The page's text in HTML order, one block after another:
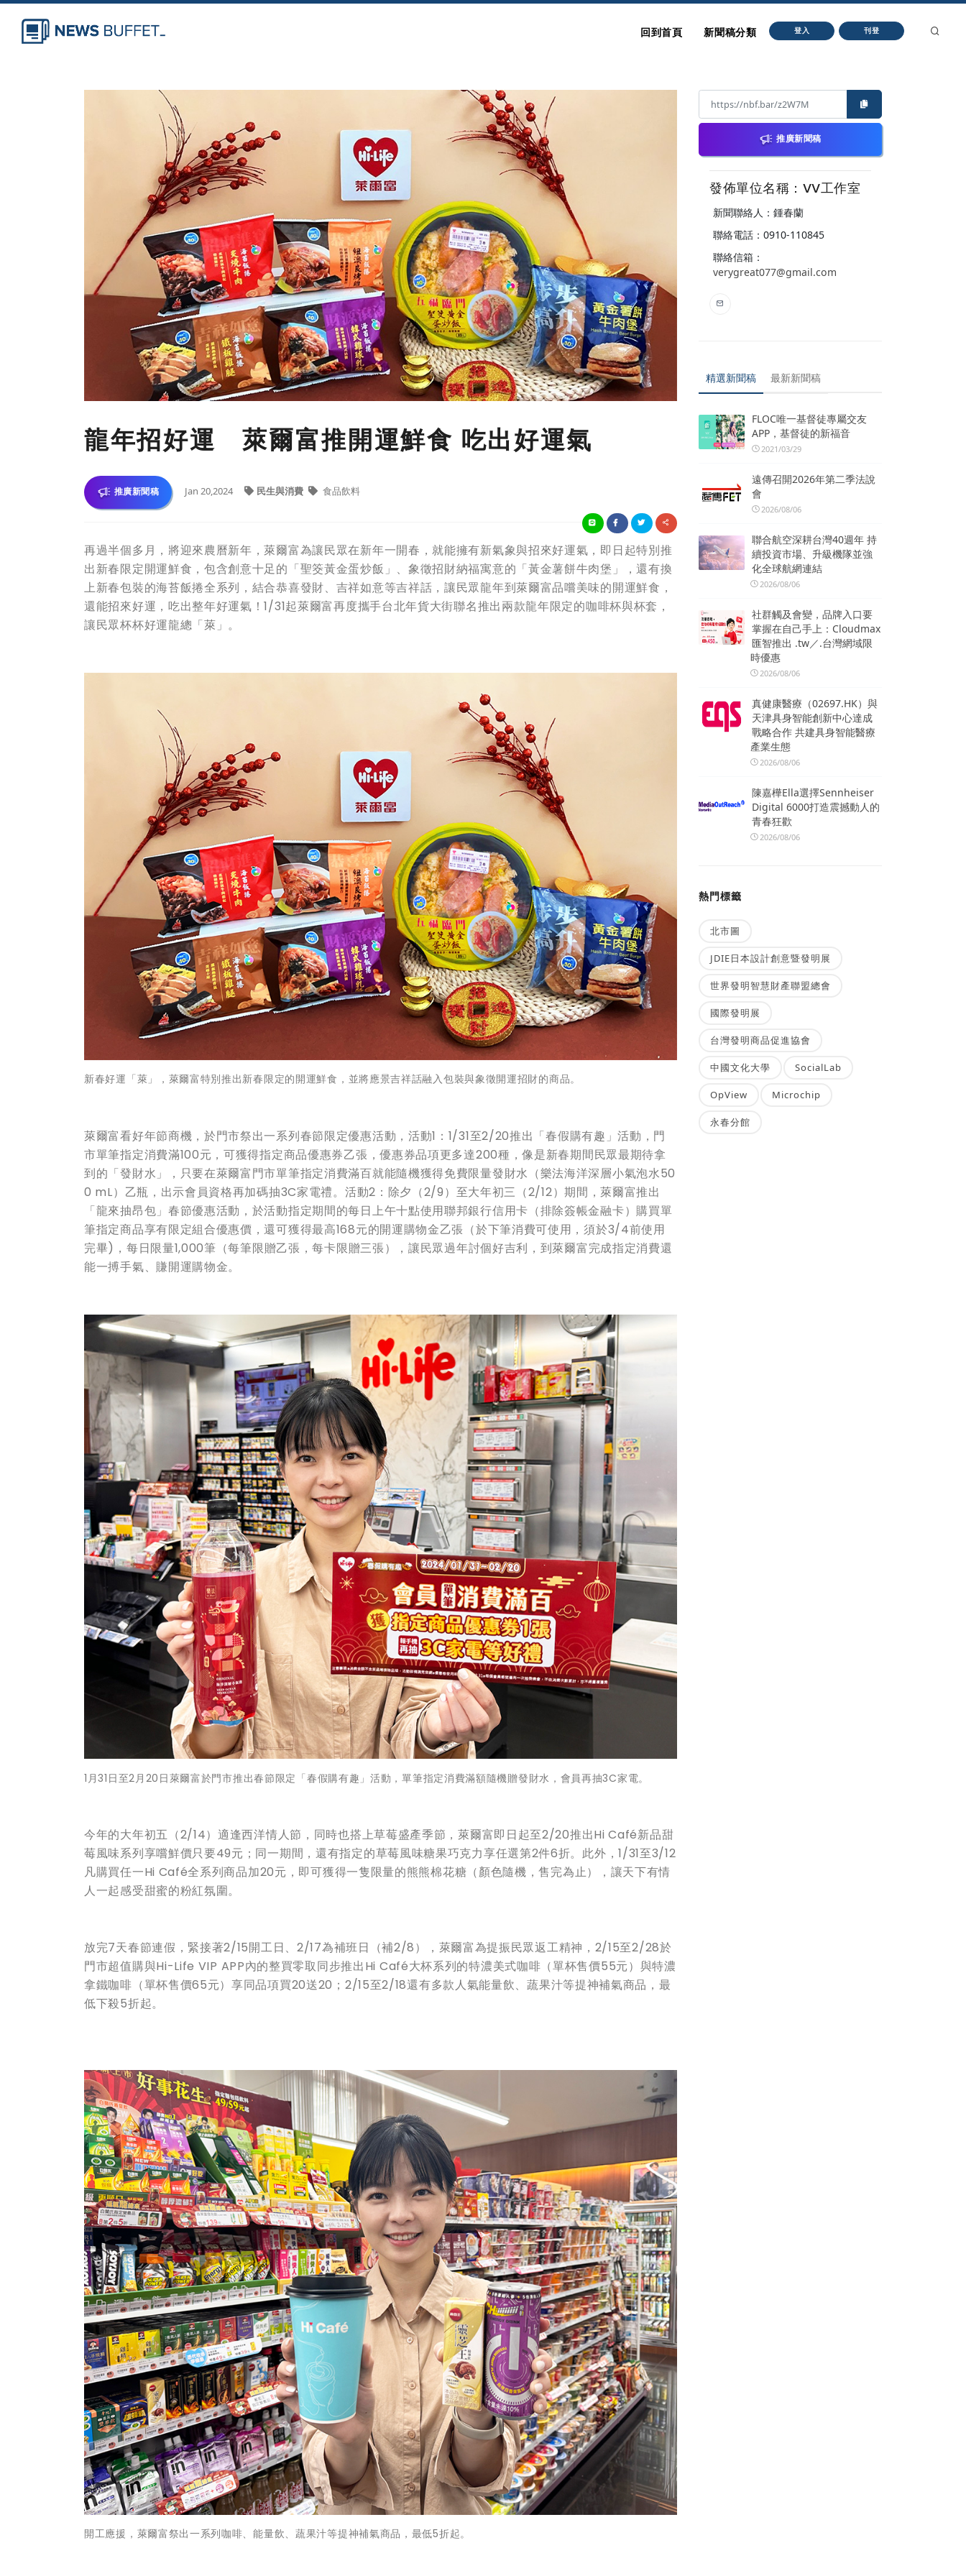
回到首頁 新聞稿分類 登入 刊登
龍年招好運 萊爾富推開運鮮食 吃出好運氣
推廣新聞稿 Jan 20,2024 民生與消費 食品飲料
再過半個多月，將迎來農曆新年，萊爾富為讓民眾在新年一開春，就能擁有新氣象與招來好運氣，即日起特別推
出新春限定開運鮮食，包含創意十足的「聖筊黃金蛋炒飯」、象徵招財納福寓意的「黃金薯餅牛肉堡」，還有換
上新春包裝的海苔飯捲全系列，結合恭喜發財、吉祥如意等吉祥話，讓民眾龍年到萊爾富品嚐美味的開運鮮食，
還能招來好運，吃出整年好運氣！1/31起萊爾富再度攜手台北年貨大街聯名推出兩款龍年限定的咖啡杯與杯套，
讓民眾杯杯好運龍總「萊」。
新春好運「萊」，萊爾富特別推出新春限定的開運鮮食，並將應景吉祥話融入包裝與象徵開運招財的商品。
萊爾富看好年節商機，於門市祭出一系列春節限定優惠活動，活動1：1/31至2/20推出「春假購有趣」活動，門
市單筆指定消費滿100元，可獲得指定商品優惠券乙張，優惠券品項更多達200種，像是新春期間民眾最期待拿
到的「發財水」，只要在萊爾富門市單筆指定消費滿百就能隨機獲得免費限量發財水（樂法海洋深層小氣泡水50
0 mL）乙瓶，出示會員資格再加碼抽3C家電禮。活動2：除夕（2/9）至大年初三（2/12）期間，萊爾富推出
「龍來抽昂包」春節優惠活動，於活動指定期間的每日上午十點使用聯邦銀行信用卡（排除簽帳金融卡）購買單
筆指定商品享有限定組合優惠價，還可獲得最高168元的開運購物金乙張（於下筆消費可使用，須於3/4前使用
完畢)，每日限量1,000筆（每筆限贈乙張，每卡限贈三張），讓民眾過年討個好吉利，到萊爾富完成指定消費還
能一搏手氣、賺開運購物金。
1月31日至2月20日萊爾富於門市推出春節限定「春假購有趣」活動，單筆指定消費滿額隨機贈發財水，會員再抽3C家電。
今年的大年初五（2/14）適逢西洋情人節，同時也搭上草莓盛產季節，萊爾富即日起至2/20推出Hi Café新品甜
莓風味系列享嚐鮮價只要49元；同一期間，還有指定的草莓風味糖果巧克力享任選第2件6折。此外，1/31至3/12
凡購買任一Hi Café全系列商品加20元，即可獲得一隻限量的熊熊棉花糖（顏色隨機，售完為止），讓天下有情
人一起感受甜蜜的粉紅氛圍。
放完7天春節連假，緊接著2/15開工日、2/17為補班日（補2/8），萊爾富為提振民眾返工精神，2/15至2/28於
門市超值購與Hi-Life VIP APP內的整買零取同步推出Hi Café大杯系列的特濃美式咖啡（單杯售價55元）與特濃
拿鐵咖啡（單杯售價65元）享同品項買20送20；2/15至2/18還有多款人氣能量飲、蔬果汁等提神補氣商品，最
低下殺5折起。
開工應援，萊爾富祭出一系列咖啡、能量飲、蔬果汁等提神補氣商品，最低5折起。
推廣新聞稿
發佈單位名稱：VV工作室
新聞聯絡人：鍾春蘭
聯絡電話：0910-110845
聯絡信箱：
verygreat077@gmail.com
精選新聞稿 最新新聞稿
FLOC唯一基督徒專屬交友
APP，基督徒的新福音
2021/03/29
遠傳召開2026年第二季法說
會
2026/08/06
聯合航空深耕台灣40週年 持
續投資市場、升級機隊並強
化全球航網連結
2026/08/06
社群觸及會變，品牌入口要
掌握在自己手上：Cloudmax
匯智推出 .tw／.台灣網域限
時優惠
2026/08/06
真健康醫療（02697.HK）與
天津具身智能創新中心達成
戰略合作 共建具身智能醫療
產業生態
2026/08/06
陳嘉樺Ella選擇Sennheiser
Digital 6000打造震撼動人的
青春狂歡
2026/08/06
熱門標籤
北市圖
JDIE日本設計創意暨發明展
世界發明智慧財產聯盟總會
國際發明展
台灣發明商品促進協會
中國文化大學 SocialLab
OpView Microchip
永春分館